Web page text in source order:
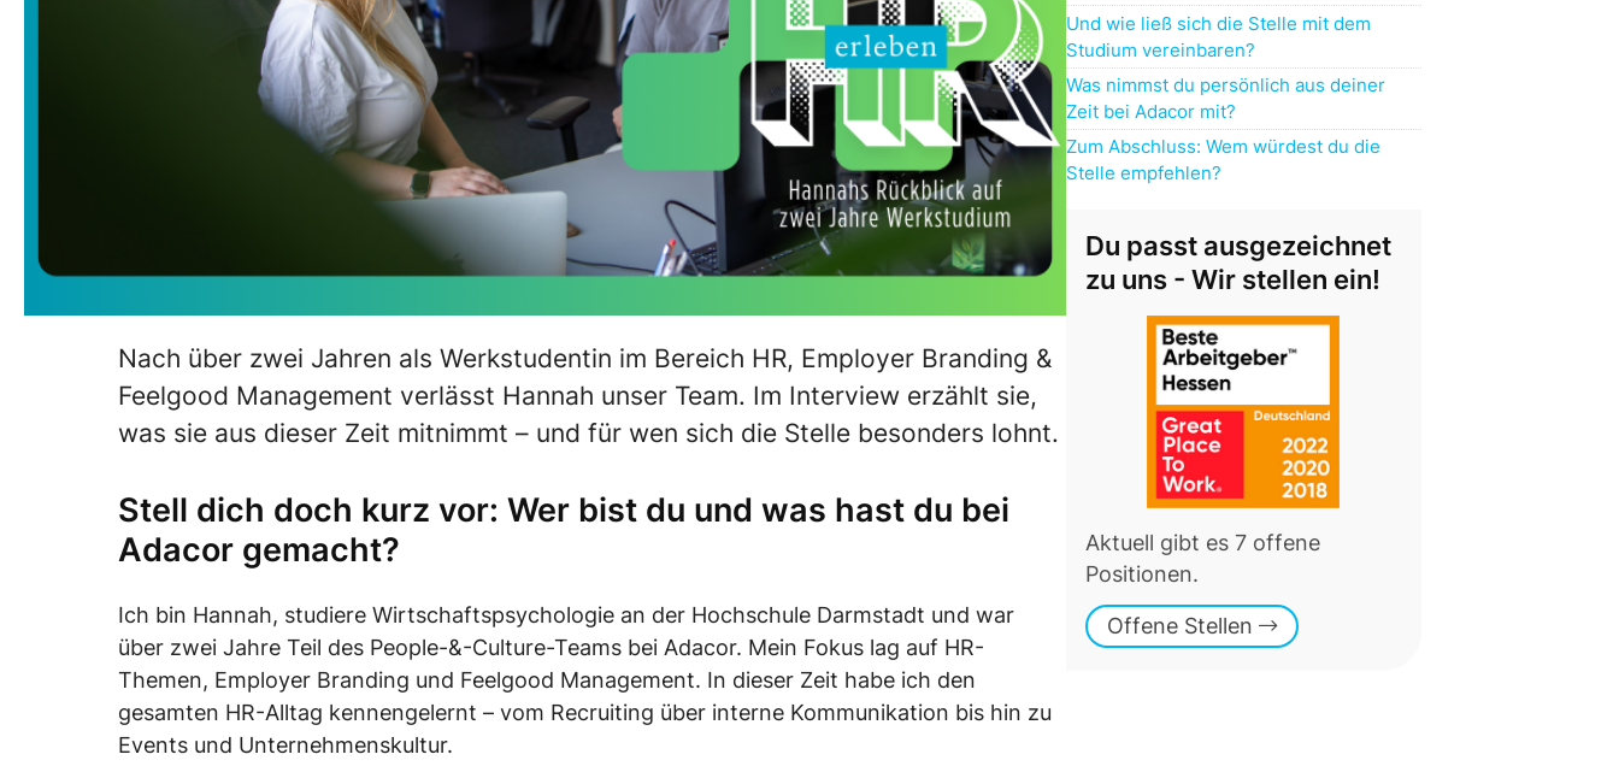
Und wie ließ sich die Stelle mit dem
Studium vereinbaren?
Was nimmst du persönlich aus deiner
Zeit bei Adacor mit?
Zum Abschluss: Wem würdest du die
Stelle empfehlen?
Du passt ausgezeichnet
zu uns - Wir stellen ein!
Aktuell gibt es 7 offene
Positionen.
Offene Stellen
Nach über zwei Jahren als Werkstudentin im Bereich HR, Employer Branding &
Feelgood Management verlässt Hannah unser Team. Im Interview erzählt sie,
was sie aus dieser Zeit mitnimmt – und für wen sich die Stelle besonders lohnt.
Stell dich doch kurz vor: Wer bist du und was hast du bei
Adacor gemacht?
Ich bin Hannah, studiere Wirtschaftspsychologie an der Hochschule Darmstadt und war
über zwei Jahre Teil des People-&-Culture-Teams bei Adacor. Mein Fokus lag auf HR-
Themen, Employer Branding und Feelgood Management. In dieser Zeit habe ich den
gesamten HR-Alltag kennengelernt – vom Recruiting über interne Kommunikation bis hin zu
Events und Unternehmenskultur.